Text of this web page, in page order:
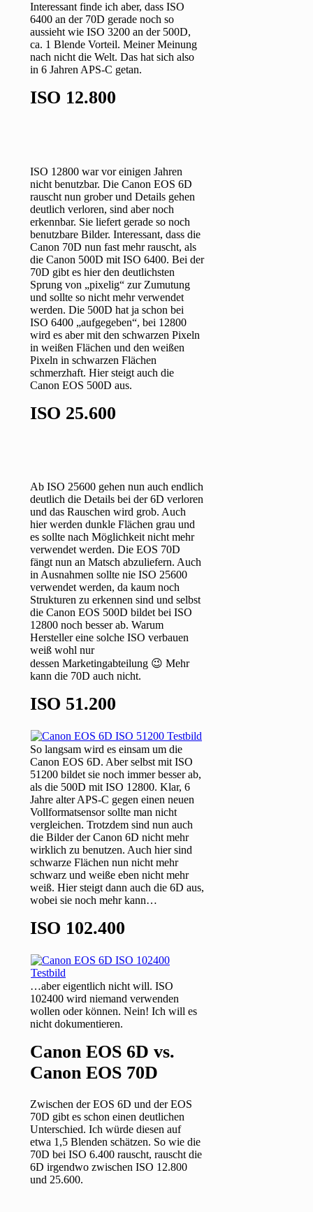
Interessant finde ich aber, dass ISO
6400 an der 70D gerade noch so
aussieht wie ISO 3200 an der 500D,
ca. 1 Blende Vorteil. Meiner Meinung
nach nicht die Welt. Das hat sich also
in 6 Jahren APS-C getan.
ISO 12.800
ISO 12800 war vor einigen Jahren
nicht benutzbar. Die Canon EOS 6D
rauscht nun grober und Details gehen
deutlich verloren, sind aber noch
erkennbar. Sie liefert gerade so noch
benutzbare Bilder. Interessant, dass die
Canon 70D nun fast mehr rauscht, als
die Canon 500D mit ISO 6400. Bei der
70D gibt es hier den deutlichsten
Sprung von „pixelig“ zur Zumutung
und sollte so nicht mehr verwendet
werden. Die 500D hat ja schon bei
ISO 6400 „aufgegeben“, bei 12800
wird es aber mit den schwarzen Pixeln
in weißen Flächen und den weißen
Pixeln in schwarzen Flächen
schmerzhaft. Hier steigt auch die
Canon EOS 500D aus.
ISO 25.600
Ab ISO 25600 gehen nun auch endlich
deutlich die Details bei der 6D verloren
und das Rauschen wird grob. Auch
hier werden dunkle Flächen grau und
es sollte nach Möglichkeit nicht mehr
verwendet werden. Die EOS 70D
fängt nun an Matsch abzuliefern. Auch
in Ausnahmen sollte nie ISO 25600
verwendet werden, da kaum noch
Strukturen zu erkennen sind und selbst
die Canon EOS 500D bildet bei ISO
12800 noch besser ab. Warum
Hersteller eine solche ISO verbauen
weiß wohl nur
dessen Marketingabteilung 😉 Mehr
kann die 70D auch nicht.
ISO 51.200
So langsam wird es einsam um die
Canon EOS 6D. Aber selbst mit ISO
51200 bildet sie noch immer besser ab,
als die 500D mit ISO 12800. Klar, 6
Jahre alter APS-C gegen einen neuen
Vollformatsensor sollte man nicht
vergleichen. Trotzdem sind nun auch
die Bilder der Canon 6D nicht mehr
wirklich zu benutzen. Auch hier sind
schwarze Flächen nun nicht mehr
schwarz und weiße eben nicht mehr
weiß. Hier steigt dann auch die 6D aus,
wobei sie noch mehr kann…
ISO 102.400
…aber eigentlich nicht will. ISO
102400 wird niemand verwenden
wollen oder können. Nein! Ich will es
nicht dokumentieren.
Canon EOS 6D vs.
Canon EOS 70D
Zwischen der EOS 6D und der EOS
70D gibt es schon einen deutlichen
Unterschied. Ich würde diesen auf
etwa 1,5 Blenden schätzen. So wie die
70D bei ISO 6.400 rauscht, rauscht die
6D irgendwo zwischen ISO 12.800
und 25.600.